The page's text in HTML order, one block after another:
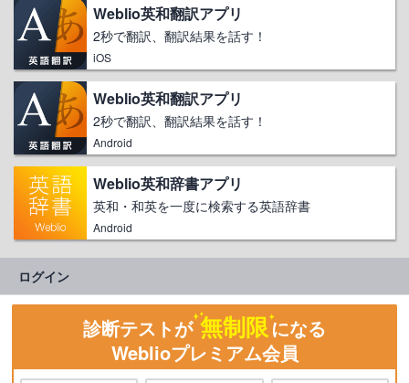
Weblio英和翻訳アプリ
2秒で翻訳、翻訳結果を話す！
iOS
Weblio英和翻訳アプリ
2秒で翻訳、翻訳結果を話す！
Android
Weblio英和辞書アプリ
英和・和英を一度に検索する英語辞書
Android
ログイン
診断テストが 無制限になる
Weblioプレミアム会員